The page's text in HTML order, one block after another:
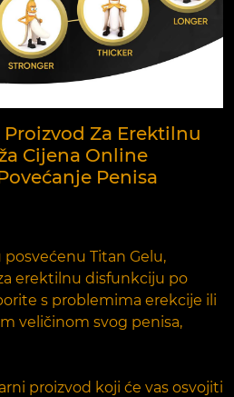
Za Erektilnu
Cijena Online
Penisa
Titan Gelu,
erektilnu disfunkciju po
s problemima erekcije ili
veličinom svog penisa,
proizvod koji će vas osvojiti